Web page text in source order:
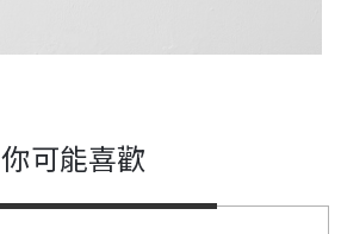
你可能喜歡